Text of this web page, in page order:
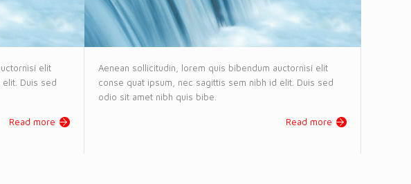
elit
Duis sed
Read more
Aenean sollicitudin, lorem quis bibendum auctornisi elit
conse quat ipsum, nec sagittis sem nibh id elit. Duis sed
odio sit amet nibh quis bibe.
Read more